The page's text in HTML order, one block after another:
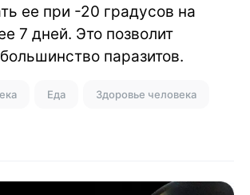
ее при -20 градусов на
7 дней. Это позволит
паразитов.
Еда Здоровье человека